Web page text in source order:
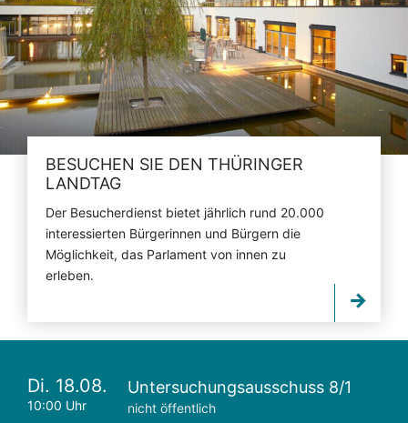
BESUCHEN SIE DEN THÜRINGER
LANDTAG
Der Besucherdienst bietet jährlich rund 20.000
interessierten Bürgerinnen und Bürgern die
Möglichkeit, das Parlament von innen zu
erleben.
Di. 18.08.
10:00 Uhr
Untersuchungsausschuss 8/1
nicht öffentlich